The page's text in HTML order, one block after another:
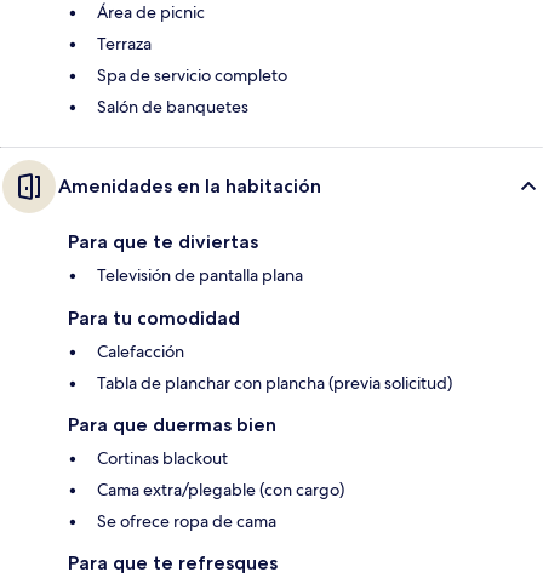
Área de picnic
Terraza
Spa de servicio completo
Salón de banquetes
Amenidades en la habitación
Para que te diviertas
Televisión de pantalla plana
Para tu comodidad
Calefacción
Tabla de planchar con plancha (previa solicitud)
Para que duermas bien
Cortinas blackout
Cama extra/plegable (con cargo)
Se ofrece ropa de cama
Para que te refresques